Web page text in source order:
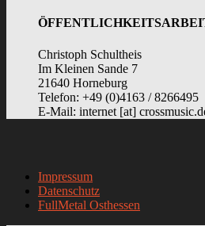
Christoph Schultheis
Im Kleinen Sande 7
21640 Horneburg
Telefon: +49 (0)4163 / 8266495
E-Mail: internet [at]
Impressum
Datenschutz
FullMetal Osthessen